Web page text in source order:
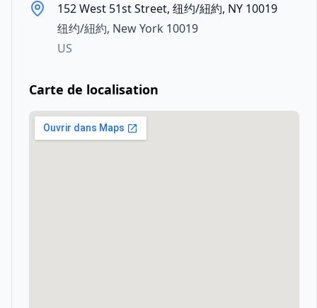
152 West 51st Street, 纽约/紐約, NY 10019
纽约/紐約, New York 10019
US
Carte de localisation